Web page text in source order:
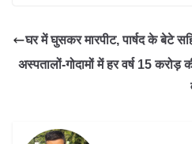
घर में घुसकर मारपीट, पार्षद के बेटे
अस्पतालों-गोदामों में हर वर्ष 15 करोड़